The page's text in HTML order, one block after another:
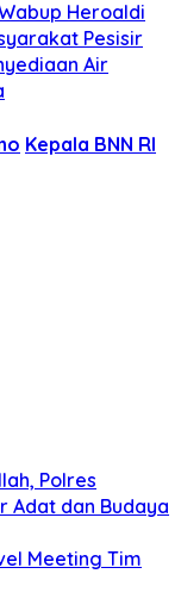
Heroaldi
Pesisir
Air
Kepala BNN RI
Polres
Adat dan Budaya
Meeting Tim